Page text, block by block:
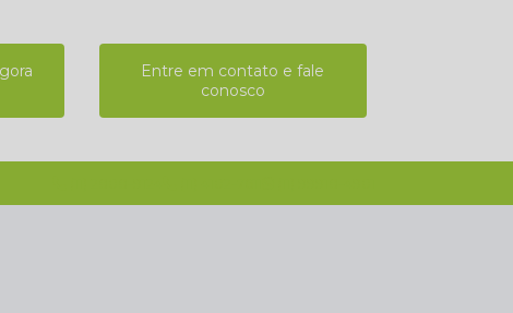
Entre em contato e fale
conosco